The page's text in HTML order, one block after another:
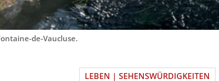
de-Vaucluse.
LEBEN | SEHENSWÜRDIGKEITEN